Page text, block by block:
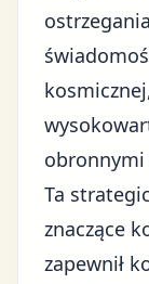
obronnymi
Ta
znaczące
zapewnił